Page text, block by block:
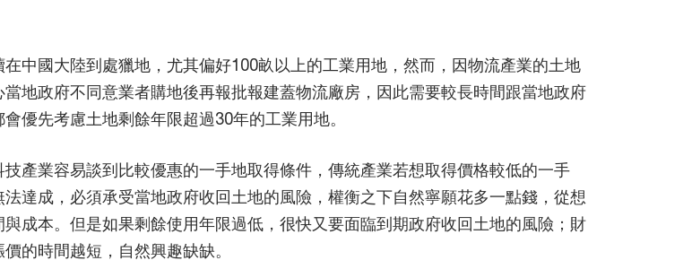
中國大陸到處獵地，尤其偏好100畝以上的工業用地，然而，因物流產業的土地
地政府不同意業者購地後再報批報建蓋物流廠房，因此需要較長時間跟當地政府
優先考慮土地剩餘年限超過30年的工業用地。
產業容易談到比較優惠的一手地取得條件，傳統產業若想取得價格較低的一手
達成，必須承受當地政府收回土地的風險，權衡之下自然寧願花多一點錢，從想
成本。但是如果剩餘使用年限過低，很快又要面臨到期政府收回土地的風險；財
的時間越短，自然興趣缺缺。